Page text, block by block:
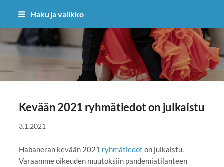
Siirry
sisältöön
Haku ja valikko
Habanera ry
Kevään 2021 ryhmätiedot on julkaistu
3.1.2021
Habaneran kevään 2021 ryhmätiedot on julkaistu.
Varaamme oikeuden muutoksiin pandemiatilanteen